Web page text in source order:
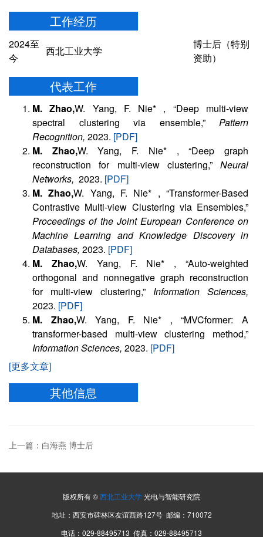
工作经历
2024至
今
西北工业大学
博士后（特别
资助）
代表工作
M. Zhao,W. Yang, F. Nie* , “Deep multi-view
spectral clustering via ensemble,” Pattern
Recognition, 2023. [PDF]
M. Zhao,W. Yang, F. Nie* , “Deep graph
reconstruction for multi-view clustering,” Neural
Networks, 2023. [PDF]
M. Zhao,W. Yang, F. Nie* , “Transformer-Based
Contrastive Multi-view Clustering via Ensembles,”
Proceedings of the Joint European Conference on
Machine Learning and Knowledge Discovery in
Databases, 2023. [PDF]
M. Zhao,W. Yang, F. Nie* , “Auto-weighted
orthogonal and nonnegative graph reconstruction
for multi-view clustering,” Information Sciences,
2023. [PDF]
M. Zhao,W. Yang, F. Nie* , “MVCformer: A
transformer-based multi-view clustering method,”
Information Sciences, 2023. [PDF]
[更多文章]
其他信息
上一篇：白海燕 博士后
版权所有 ©西北工业大学光电与智能研究院
地址：西安市碑林区友谊西路127号 邮编：710072
电话：029-88495713 传真：029-88495713